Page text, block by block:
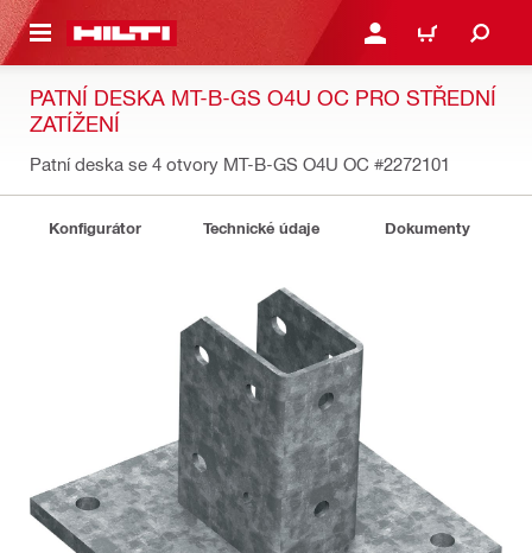
HLAVNÍ OBSAH PŘIHLÁSIT NEBO
KOŠÍK
PATNÍ DESKA MT-B-GS O4U OC PRO STŘEDNÍ
ZATÍŽENÍ
Patní deska se 4 otvory MT-B-GS O4U OC #2272101
Konfigurátor Technické údaje Dokumenty